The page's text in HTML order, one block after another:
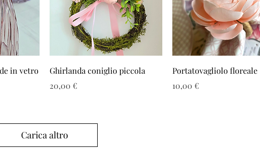
in vetro
Vista rapida
Ghirlanda coniglio piccola
Prezzo
20,00 €
Vista rapida
Portatovagliolo floreale
Prezzo
10,00 €
Carica altro